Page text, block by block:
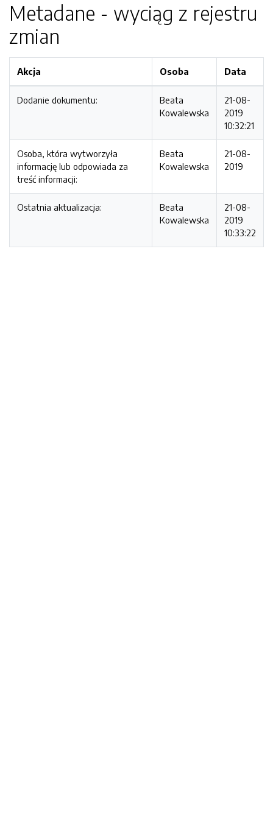
Metadane - wyciąg z rejestru
zmian
Akcja Osoba Data
Dodanie dokumentu:
Beata
Kowalewska
21-08-
2019
10:32:21
Osoba, która wytworzyła
informację lub odpowiada za
treść informacji:
Beata
Kowalewska
21-08-
2019
Ostatnia aktualizacja:
Beata
Kowalewska
21-08-
2019
10:33:22